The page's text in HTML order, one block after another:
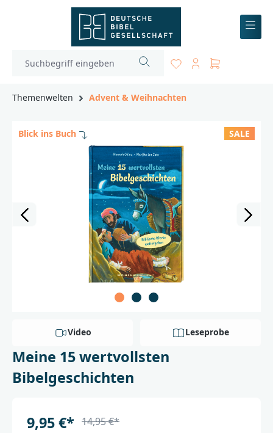
Themenwelten Advent & Weihnachten
Blick ins Buch SALE
Video Leseprobe
Meine 15 wertvollsten
Bibelgeschichten
9,95 €* 14,95 €*